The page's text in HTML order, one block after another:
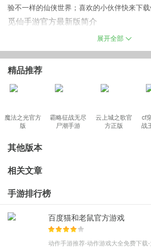
验不一样的仙侠世界；喜欢的小伙伴快来下载
觅仙手游官方最新版简介
大型仙侠回合制RPG网络游戏；游戏采用先
游戏风格；清新动人的背景音乐，渲染出如
玩法丰富，耐玩度匹敌传统PC网游。
觅仙手游官方版手游特色
、觅仙是一款玄幻修仙题材，宏大架空背景的
、采用流畅的即时战斗模式，让玩家可以获得
、游戏采用东方Q版风格，拥有丰富多样的
本体系。
、游戏内所有模型全部使用3D模型完成，以
华丽的角色形象来表现游戏世界；
、简单的操作和游戏前期大量的新手引导
手游戏操作、熟悉游戏各项功能及玩法；
展开全部
精品推荐
魔法之光官方
版
霸略征战无尽
尸潮手游
云上城之歌官
方正版
cf
战
其他版本
相关文章
手游排行榜
百度猫和老鼠官方游戏
动作手游推荐-动作游戏大全免费下载